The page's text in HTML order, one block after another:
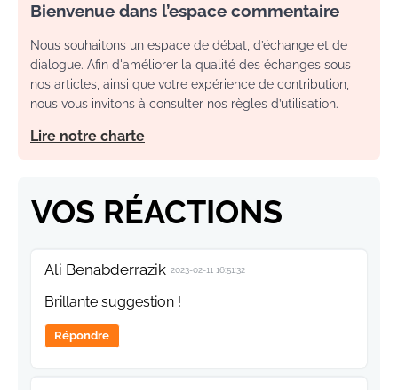
Bienvenue dans l’espace commentaire
Nous souhaitons un espace de débat, d’échange et de
dialogue. Afin d'améliorer la qualité des échanges sous
nos articles, ainsi que votre expérience de contribution,
nous vous invitons à consulter nos règles d’utilisation.
Lire notre charte
VOS RÉACTIONS
Ali Benabderrazik 2023-02-11 16:51:32
Brillante suggestion !
Répondre